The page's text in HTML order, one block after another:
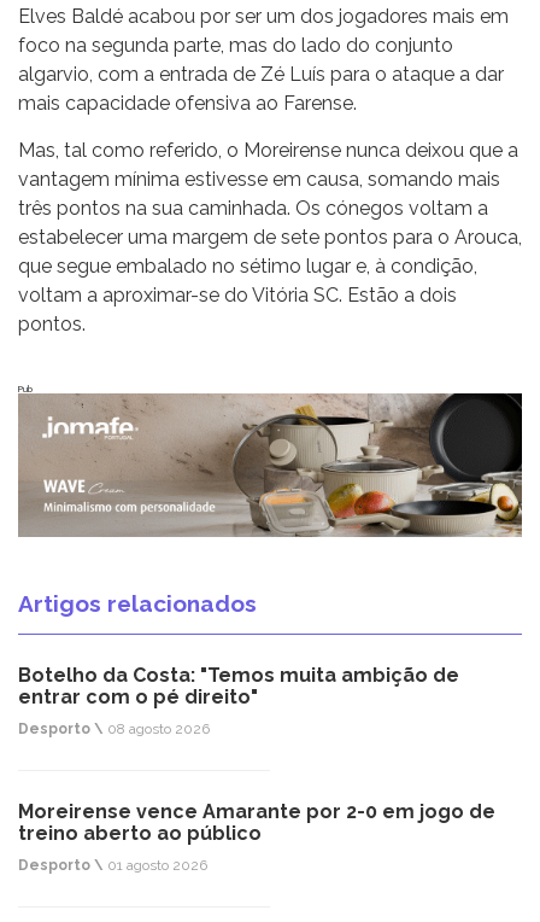
Elves Baldé acabou por ser um dos jogadores mais em
foco na segunda parte, mas do lado do conjunto
algarvio, com a entrada de Zé Luís para o ataque a dar
mais capacidade ofensiva ao Farense.
Mas, tal como referido, o Moreirense nunca deixou que a
vantagem mínima estivesse em causa, somando mais
três pontos na sua caminhada. Os cónegos voltam a
estabelecer uma margem de sete pontos para o Arouca,
que segue embalado no sétimo lugar e, à condição,
voltam a aproximar-se do Vitória SC. Estão a dois
pontos.
Pub
Artigos relacionados
Botelho da Costa: "Temos muita ambição de
entrar com o pé direito"
Desporto \ 08 agosto 2026
Moreirense vence Amarante por 2-0 em jogo de
treino aberto ao público
Desporto \ 01 agosto 2026